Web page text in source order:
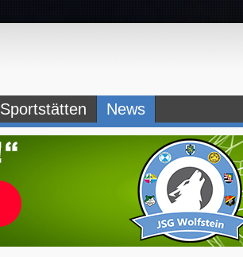
Sportstätten News